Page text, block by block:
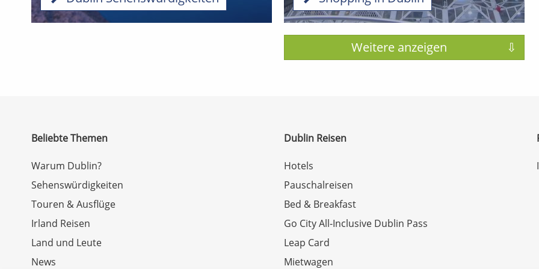
Beliebte Themen
Warum Dublin?
Sehenswürdigkeiten
Touren & Ausflüge
Irland Reisen
Land und Leute
News
Dublin Reisen
Hotels
Pauschalreisen
Bed & Breakfast
Go City All-Inclusive Dublin Pass
Leap Card
Mietwagen